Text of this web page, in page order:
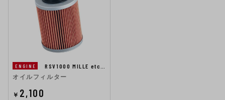
ENGINE
RSV1000 MILLE etc…
オイルフィルター
￥ 2,100